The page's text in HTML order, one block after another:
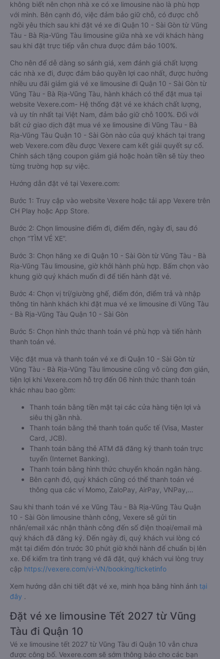
không biết nên chọn nhà xe có xe limousine nào là phù hợp
với mình. Bên cạnh đó, việc đảm bảo giữ chỗ, có được chỗ
ngồi yêu thích sau khi đặt vé xe đi Quận 10 - Sài Gòn từ Vũng
Tàu - Bà Rịa-Vũng Tàu limousine giữa nhà xe với khách hàng
sau khi đặt trực tiếp vẫn chưa được đảm bảo 100%.
Cho nên để dễ dàng so sánh giá, xem đánh giá chất lượng
các nhà xe đi, được đảm bảo quyền lợi cao nhất, được hưởng
nhiều ưu đãi giảm giá vé xe limousine đi Quận 10 - Sài Gòn từ
Vũng Tàu - Bà Rịa-Vũng Tàu, hành khách có thể đặt mua tại
website Vexere.com- Hệ thống đặt vé xe khách chất lượng,
và uy tín nhất tại Việt Nam, đảm bảo giữ chỗ 100%. Đối với
bất cứ giao dịch đặt mua vé xe limousine đi Vũng Tàu - Bà
Rịa-Vũng Tàu Quận 10 - Sài Gòn nào của quý khách tại trang
web Vexere.com đều được Vexere cam kết giải quyết sự cố.
Chính sách tặng coupon giảm giá hoặc hoàn tiền sẽ tùy theo
từng trường hợp sự việc.
Hướng dẫn đặt vé tại Vexere.com:
Bước 1: Truy cập vào website Vexere hoặc tải app Vexere trên
CH Play hoặc App Store.
Bước 2: Chọn limousine điểm đi, điểm đến, ngày đi, sau đó
chọn “TÌM VÉ XE”.
Bước 3: Chọn hãng xe đi Quận 10 - Sài Gòn từ Vũng Tàu - Bà
Rịa-Vũng Tàu limousine, giờ khởi hành phù hợp. Bấm chọn vào
khung giờ quý khách muốn đi để tiến hành đặt vé.
Bước 4: Chọn vị trí/giường ghế, điểm đón, điểm trả và nhập
thông tin hành khách khi đặt mua vé xe limousine đi Vũng Tàu
- Bà Rịa-Vũng Tàu Quận 10 - Sài Gòn
Bước 5: Chọn hình thức thanh toán vé phù hợp và tiến hành
thanh toán vé.
Việc đặt mua và thanh toán vé xe đi Quận 10 - Sài Gòn từ
Vũng Tàu - Bà Rịa-Vũng Tàu limousine cũng vô cùng đơn giản,
tiện lợi khi Vexere.com hỗ trợ đến 06 hình thức thanh toán
khác nhau bao gồm:
Thanh toán bằng tiền mặt tại các cửa hàng tiện lợi và
siêu thị gần nhà.
Thanh toán bằng thẻ thanh toán quốc tế (Visa, Master
Card, JCB).
Thanh toán bằng thẻ ATM đã đăng ký thanh toán trực
tuyến (Internet Banking).
Thanh toán bằng hình thức chuyển khoản ngân hàng.
Bên cạnh đó, quý khách cũng có thể thanh toán vé
thông qua các ví Momo, ZaloPay, AirPay, VNPay,…
Sau khi thanh toán vé xe Vũng Tàu - Bà Rịa-Vũng Tàu Quận
10 - Sài Gòn limousine thành công, Vexere sẽ gửi tin
nhắn/email xác nhận thành công đến số điện thoại/email mà
quý khách đã đăng ký. Đến ngày đi, quý khách vui lòng có
mặt tại điểm đón trước 30 phút giờ khởi hành để chuẩn bị lên
xe. Để kiểm tra tình trạng vé đã đặt, quý khách vui lòng truy
cập https://vexere.com/vi-VN/booking/ticketinfo
Xem hướng dẫn chi tiết đặt vé xe, minh họa bằng hình ảnh tại
đây .
Đặt vé xe limousine Tết 2027 từ Vũng
Tàu đi Quận 10
Vé xe limousine tết 2027 từ Vũng Tàu đi Quận 10 vẫn chưa
được công bố. Vexere.com sẽ sớm thông báo cho các bạn